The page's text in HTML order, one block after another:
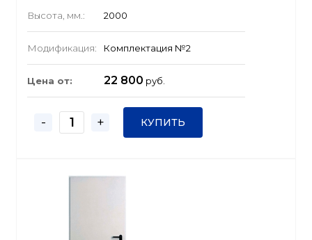
Высота, мм.: 2000
Модификация: Комплектация №2
Цена от: 22 800 руб.
- + КУПИТЬ